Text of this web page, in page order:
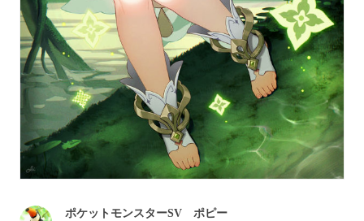
ポケットモンスターSV ポピー